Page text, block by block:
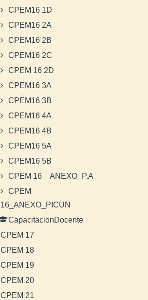
CPEM16 1D
CPEM16 2A
CPEM16 2B
CPEM16 2C
CPEM 16 2D
CPEM16 3A
CPEM16 3B
CPEM16 4A
CPEM16 4B
CPEM16 5A
CPEM16 5B
CPEM 16 _ ANEXO_P.A
CPEM
16_ANEXO_PICUN
CapacitacionDocente
CPEM 17
CPEM 18
CPEM 19
CPEM 20
CPEM 21